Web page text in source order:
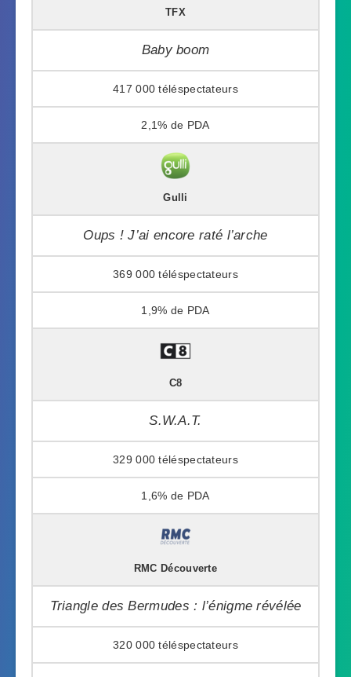
TFX
Baby boom
417 000
2,1%
Gulli
Oups ! J’ai encore raté l’arche
369 000
1,9%
C8
S.W.A.T.
329 000
1,6%
RMC Découverte
Triangle des Bermudes : l’énigme révélée
320 000